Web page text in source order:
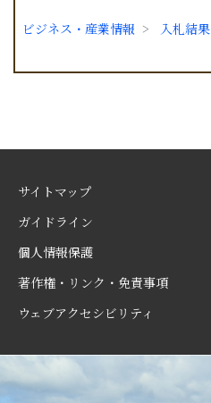
ビジネス・産業情報 入札結果
サイトマップ
ガイドライン
個人情報保護
著作権・リンク・免責事項
ウェブアクセシビリティ